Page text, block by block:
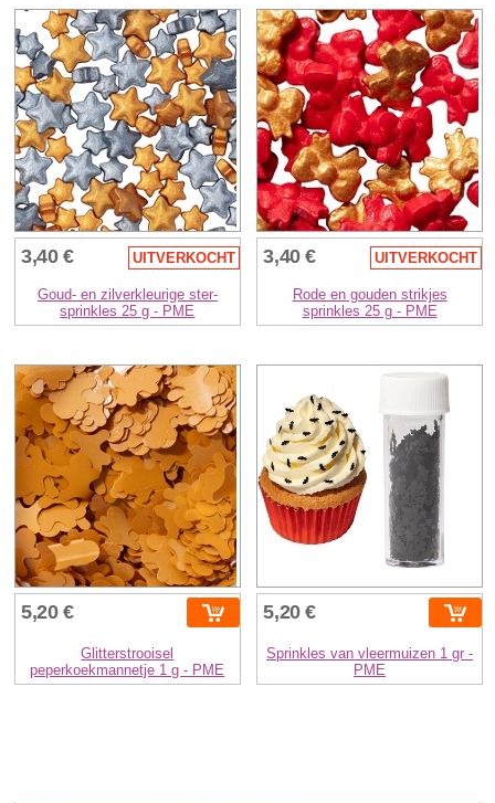
3,40 € UITVERKOCHT
Goud- en zilverkleurige ster-
sprinkles 25 g - PME
3,40 € UITVERKOCHT
Rode en gouden strikjes
sprinkles 25 g - PME
5,20 €
Glitterstrooisel
peperkoekmannetje 1 g - PME
5,20 €
Sprinkles van vleermuizen 1 gr -
PME